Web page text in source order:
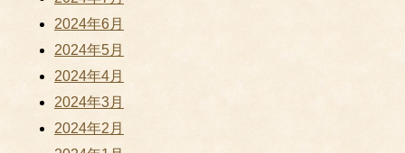
2024年6月
2024年5月
2024年4月
2024年3月
2024年2月